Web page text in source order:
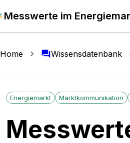
Home Wissensdatenbank
Energiemarkt Marktkommunikation